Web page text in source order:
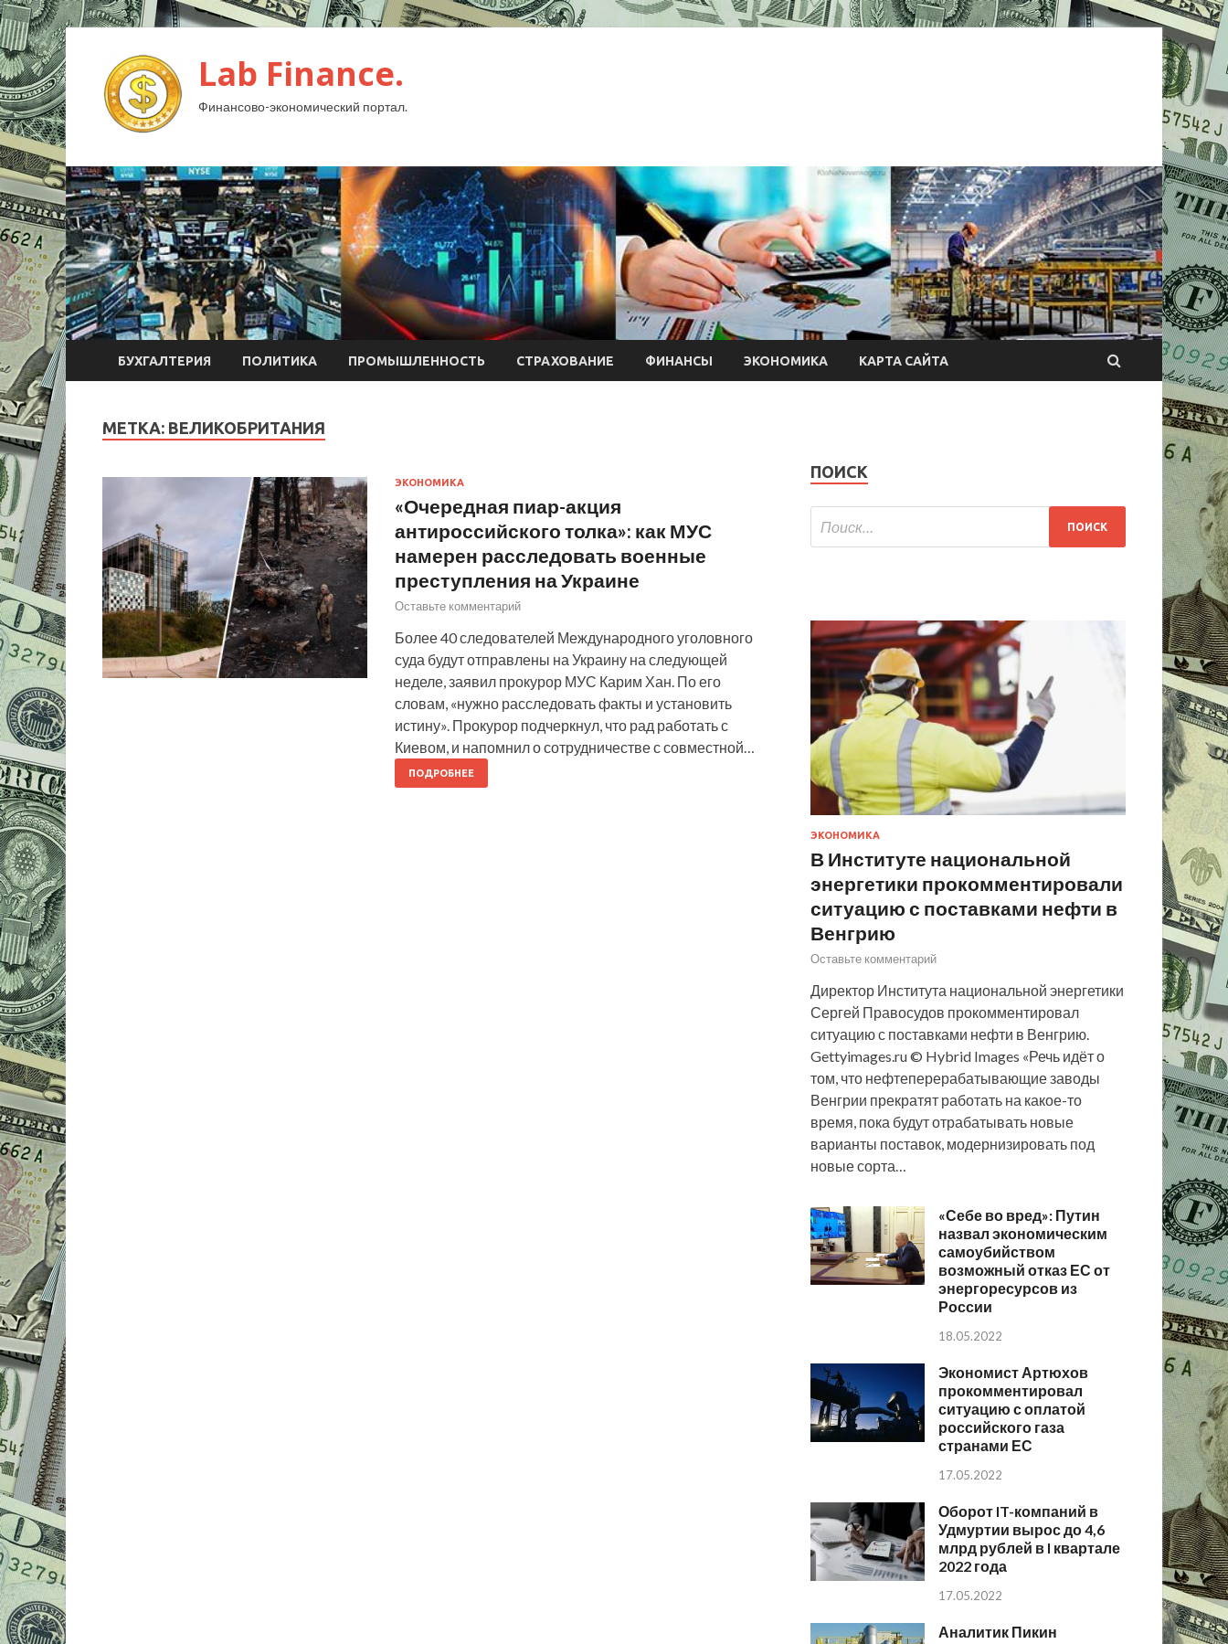
Lab Finance.
Финансово-экономический портал.
БУХГАЛТЕРИЯ ПОЛИТИКА ПРОМЫШЛЕННОСТЬ СТРАХОВАНИЕ ФИНАНСЫ ЭКОНОМИКА КАРТА САЙТА
МЕТКА: ВЕЛИКОБРИТАНИЯ
ЭКОНОМИКА
«Очередная пиар-акция
антироссийского толка»: как МУС
намерен расследовать военные
преступления на Украине
Оставьте комментарий
Более 40 следователей Международного уголовного
суда будут отправлены на Украину на следующей
неделе, заявил прокурор МУС Карим Хан. По его
словам, «нужно расследовать факты и установить
истину». Прокурор подчеркнул, что рад работать с
Киевом, и напомнил о сотрудничестве с совместной…
ПОДРОБНЕЕ
ПОИСК
ЭКОНОМИКА
В Институте национальной
энергетики прокомментировали
ситуацию с поставками нефти в
Венгрию
Оставьте комментарий
Директор Института национальной энергетики
Сергей Правосудов прокомментировал
ситуацию с поставками нефти в Венгрию.
Gettyimages.ru © Hybrid Images «Речь идёт о
том, что нефтеперерабатывающие заводы
Венгрии прекратят работать на какое-то
время, пока будут отрабатывать новые
варианты поставок, модернизировать под
новые сорта…
«Себе во вред»: Путин
назвал экономическим
самоубийством
возможный отказ ЕС от
энергоресурсов из
России
18.05.2022
Экономист Артюхов
прокомментировал
ситуацию с оплатой
российского газа
странами ЕС
17.05.2022
Оборот IT-компаний в
Удмуртии вырос до 4,6
млрд рублей в I квартале
2022 года
17.05.2022
Аналитик Пикин